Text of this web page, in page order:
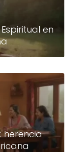
en
herencia